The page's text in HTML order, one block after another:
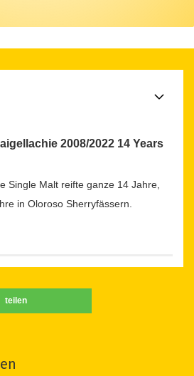
2008/2022 14 Years
Single Malt reifte ganze 14 Jahre,
in Oloroso Sherryfässern.
teilen